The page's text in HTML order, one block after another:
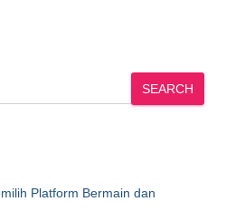
SEARCH
Platform Bermain dan